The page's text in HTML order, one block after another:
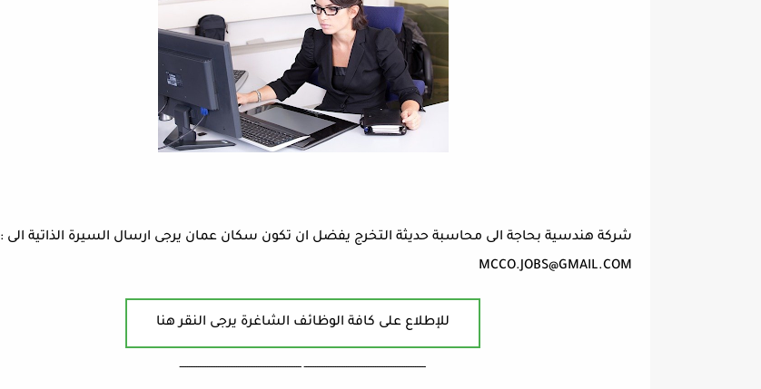
شركة هندسية بحاجة الى محاسبة حديثة التخرج يفضل ان تكون سكان عمان يرجى ارسال السيرة الذاتية الى :
MCCO.JOBS@GMAIL.COM
للإطلاع على كافة الوظائف الشاغرة يرجى النقر هنا
ـــــــــــــــــــــــــــــــــــــــــــــــــــــــــــــــــــ ـــــــــــــــــــــــــــــــــــــــــــــــــــــــــــــــــــ